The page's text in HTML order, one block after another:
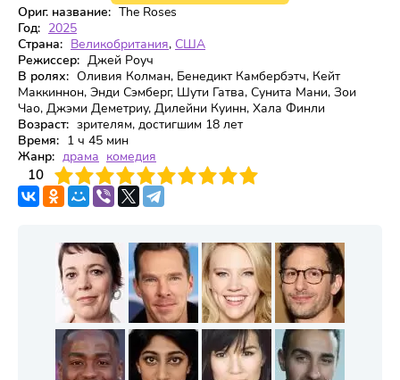
Ориг. название: The Roses
Год: 2025
Страна: Великобритания, США
Режиссер: Джей Роуч
В ролях: Оливия Колман, Бенедикт Камбербэтч, Кейт
Маккиннон, Энди Сэмберг, Шути Гатва, Сунита Мани, Зои
Чао, Джэми Деметриу, Дилейни Куинн, Хала Финли
Возраст: зрителям, достигшим 18 лет
Время: 1 ч 45 мин
Жанр: драма комедия
10
4 6 7 8 9 10